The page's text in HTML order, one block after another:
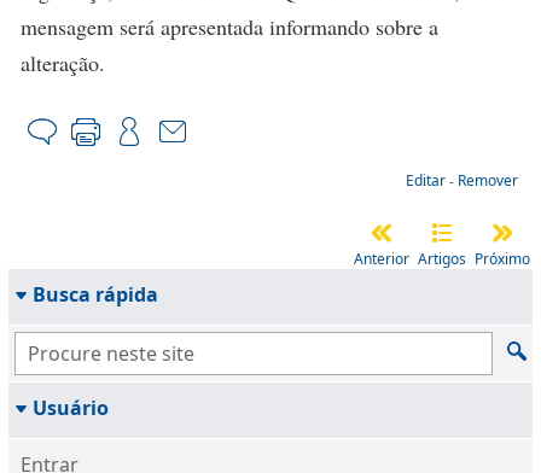
mensagem será apresentada informando sobre a
alteração.
Editar- Remover
Anterior Artigos Próximo
Busca rápida
Usuário
Entrar